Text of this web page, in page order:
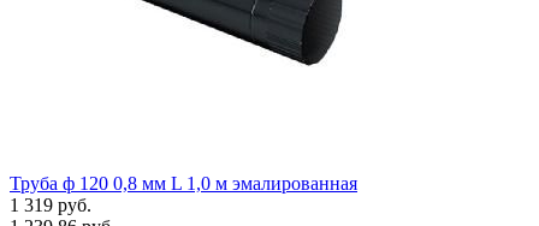
Труба ф 120 0,8 мм L 1,0 м эмалированная
1 319 руб.